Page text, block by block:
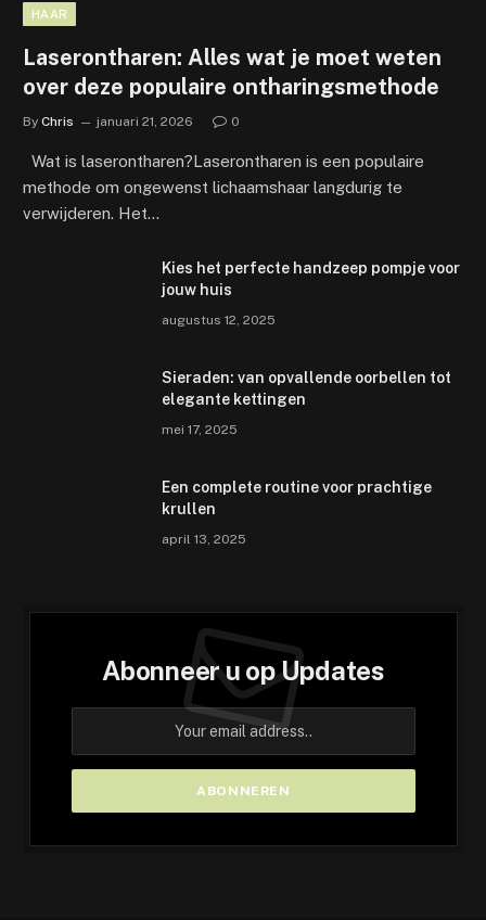
HAAR
Laserontharen: Alles wat je moet weten
over deze populaire ontharingsmethode
By Chris januari 21, 2026 0
Wat is laserontharen?Laserontharen is een populaire
methode om ongewenst lichaamshaar langdurig te
verwijderen. Het…
Kies het perfecte handzeep pompje voor
jouw huis
augustus 12, 2025
Sieraden: van opvallende oorbellen tot
elegante kettingen
mei 17, 2025
Een complete routine voor prachtige
krullen
april 13, 2025
Abonneer u op Updates